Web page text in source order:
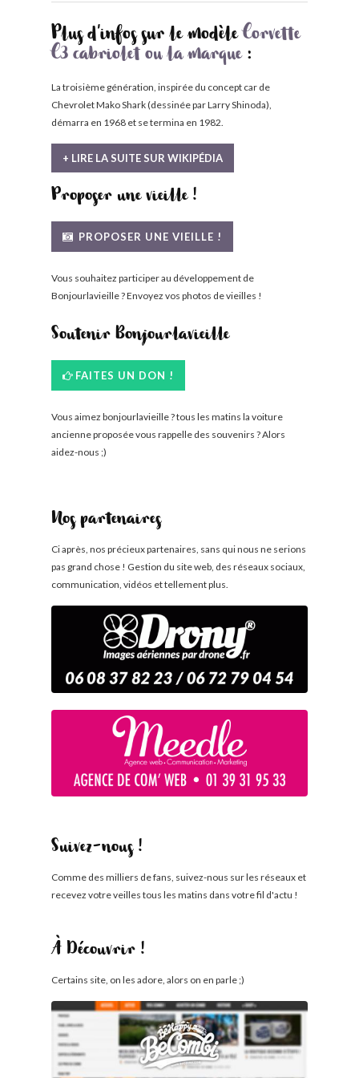
Plus d'infos sur le modèleCorvette
C3 cabriolet ou la marque:
La troisième génération, inspirée du concept car de
Chevrolet Mako Shark (dessinée par Larry Shinoda),
démarra en 1968 et se termina en 1982.
+ LIRE LA SUITE SUR WIKIPÉDIA
Proposer une vieille !
PROPOSER UNE VIEILLE !
Vous souhaitez participer au développement de
Bonjourlavieille ? Envoyez vos photos de vieilles !
Soutenir Bonjourlavieille
FAITES UN DON !
Vous aimez bonjourlavieille ? tous les matins la voiture
ancienne proposée vous rappelle des souvenirs ? Alors
aidez-nous ;)
Nos partenaires
Ci après, nos précieux partenaires, sans qui nous ne serions
pas grand chose ! Gestion du site web, des réseaux sociaux,
communication, vidéos et tellement plus.
Suivez-nous !
Comme des milliers de fans, suivez-nous sur les réseaux et
recevez votre veilles tous les matins dans votre fil d'actu !
À Découvrir !
Certains site, on les adore, alors on en parle ;)